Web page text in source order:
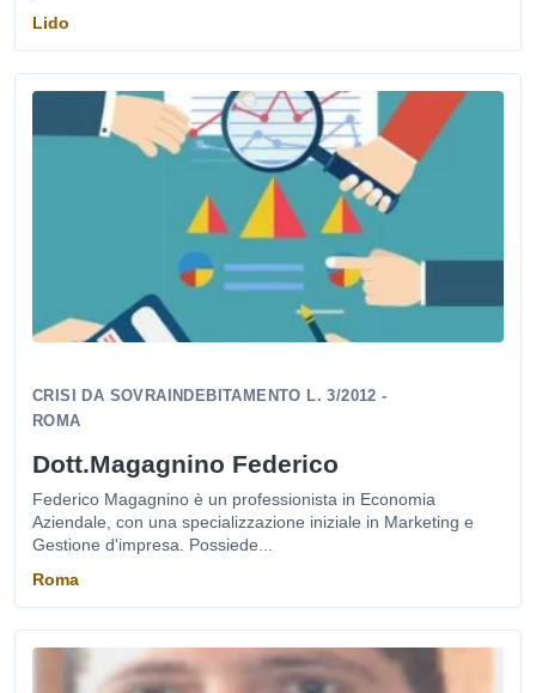
Lido
CRISI DA SOVRAINDEBITAMENTO L. 3/2012 -
ROMA
Dott.Magagnino Federico
Federico Magagnino è un professionista in Economia
Aziendale, con una specializzazione iniziale in Marketing e
Gestione d'impresa. Possiede...
Roma